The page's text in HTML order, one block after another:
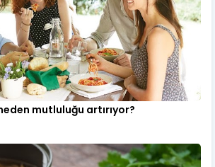
mutluluğu artırıyor?